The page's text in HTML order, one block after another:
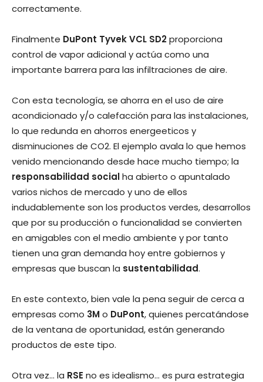
correctamente.
Finalmente DuPont Tyvek VCL SD2proporciona
control de vapor adicional y actúa como una
importante barrera para las infiltraciones de aire.
Con esta tecnología, se ahorra en el uso de aire
acondicionado y/o calefacción para las instalaciones,
lo que redunda en ahorros energeeticos y
disminuciones de CO2. El ejemplo avala lo que hemos
venido mencionando desde hace mucho tiempo; la
responsabilidad socialha abierto o apuntalado
varios nichos de mercado y uno de ellos
indudablemente son los productos verdes, desarrollos
que por su producción o funcionalidad se convierten
en amigables con el medio ambiente y por tanto
tienen una gran demanda hoy entre gobiernos y
empresas que buscan la sustentabilidad.
En este contexto, bien vale la pena seguir de cerca a
empresas como 3Mo DuPont, quienes percatándose
de la ventana de oportunidad, están generando
productos de este tipo.
Otra vez… la RSE no es idealismo… es pura estrategia